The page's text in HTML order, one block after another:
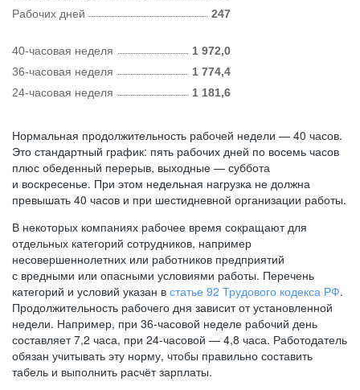
Рабочих дней 247
40-часовая неделя
1 972,0
36-часовая неделя
1 774,4
24-часовая неделя
1 181,6
Нормальная продолжительность рабочей недели — 40 часов.
Это стандартный график: пять рабочих дней по восемь часов
плюс обеденный перерыв, выходные — суббота
и воскресенье. При этом недельная нагрузка не должна
превышать 40 часов и при шестидневной организации работы.
В некоторых компаниях рабочее время сокращают для
отдельных категорий сотрудников, например
несовершеннолетних или работников предприятий
с вредными или опасными условиями работы. Перечень
категорий и условий указан в статье 92 Трудового кодекса РФ.
Продолжительность рабочего дня зависит от установленной
недели. Например, при 36-часовой неделе рабочий день
составляет 7,2 часа, при 24-часовой — 4,8 часа. Работодатель
обязан учитывать эту норму, чтобы правильно составить
табель и выполнить расчёт зарплаты.